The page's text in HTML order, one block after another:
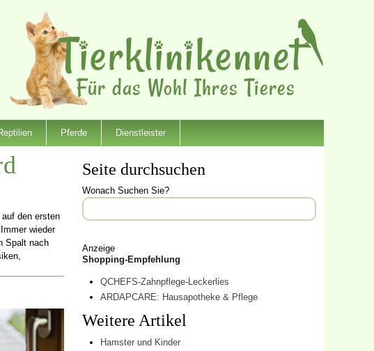
Pferde Dienstleister
den ersten
wieder
Spalt nach
Seite durchsuchen
Wonach Suchen Sie?
Anzeige
Shopping-Empfehlung
QCHEFS-Zahnpflege-Leckerlies
ARDAPCARE: Hausapotheke & Pflege
Weitere Artikel
Hamster und Kinder